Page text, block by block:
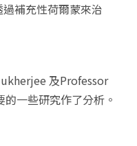
補充性荷爾蒙來治
及Professor
一些研究作了分析。